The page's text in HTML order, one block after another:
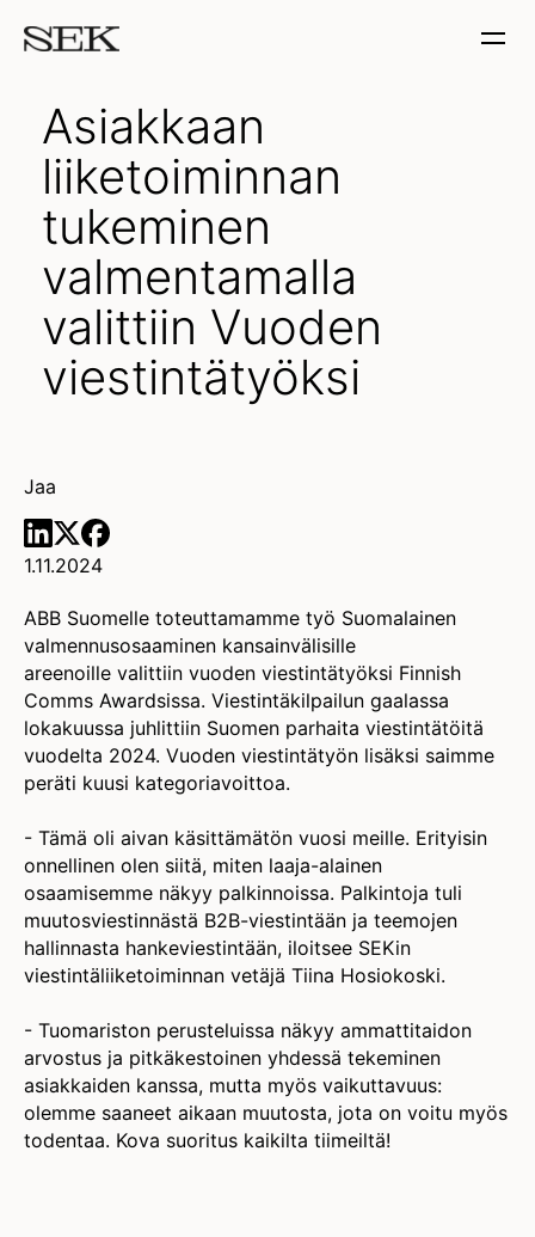
Asiakkaan
liiketoiminnan
tukeminen
valmentamalla
valittiin Vuoden
viestintätyöksi
1.11.2024
ABB Suomelle toteuttamamme työ Suomalainen
valmennusosaaminen kansainvälisille
areenoille valittiin vuoden viestintätyöksi Finnish
Comms Awardsissa. Viestintäkilpailun gaalassa
lokakuussa juhlittiin Suomen parhaita viestintätöitä
vuodelta 2024. Vuoden viestintätyön lisäksi saimme
peräti kuusi kategoriavoittoa.
- Tämä oli aivan käsittämätön vuosi meille. Erityisin
onnellinen olen siitä, miten laaja-alainen
osaamisemme näkyy palkinnoissa. Palkintoja tuli
muutosviestinnästä B2B-viestintään ja teemojen
hallinnasta hankeviestintään, iloitsee SEKin
viestintäliiketoiminnan vetäjä Tiina Hosiokoski.
- Tuomariston perusteluissa näkyy ammattitaidon
arvostus ja pitkäkestoinen yhdessä tekeminen
asiakkaiden kanssa, mutta myös vaikuttavuus:
olemme saaneet aikaan muutosta, jota on voitu myös
todentaa. Kova suoritus kaikilta tiimeiltä!
Jaa